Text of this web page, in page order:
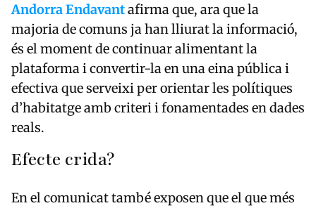
Andorra Endavantafirma que, ara que la
majoria de comuns ja han lliurat la informació,
és el moment de continuar alimentant la
plataforma i convertir-la en una eina pública i
efectiva que serveixi per orientar les polítiques
d’habitatge amb criteri i fonamentades en dades
reals.
Efecte crida?
En el comunicat també exposen que el que més